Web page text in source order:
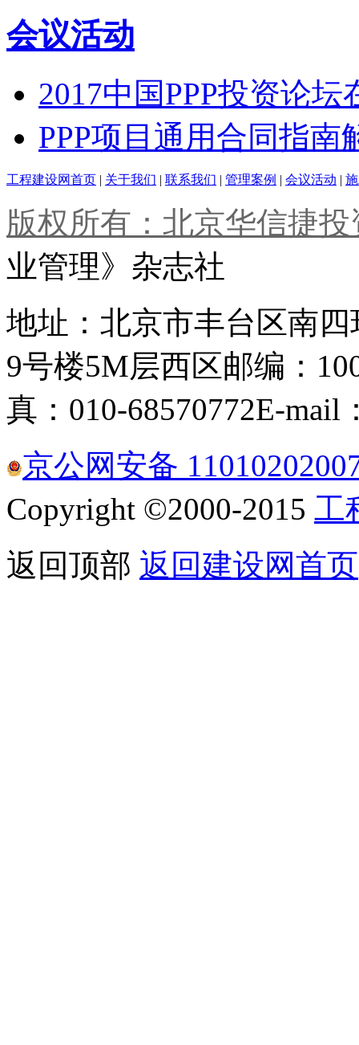
会议活动
2017中国PPP投资论坛
PPP项目通用合同指
工程建设网首页 | 关于我们 | 联系我们 | 管理案例 | 会议活动 |
版权所有：北京华信捷
业管理》杂志社
地址：北京市丰台区南
9号楼5M层西区邮编：
真：010-68570772E-mail
京公网安备
Copyright ©2000-2015 工
返回顶部 返回建设网首页